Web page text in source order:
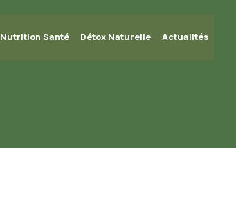
Nutrition Santé Détox Naturelle Actualités